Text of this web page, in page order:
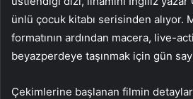
ünlü çocuk kitabı serisinden alıyor.
formatının ardından macera, live-
beyazperdeye taşınmak için gün
Çekimlerine başlanan filmin